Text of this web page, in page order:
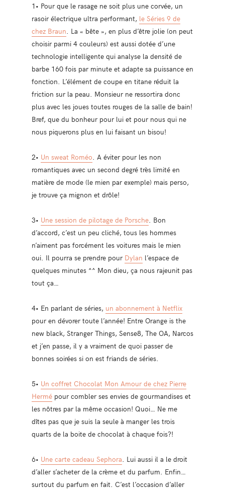
1• Pour que le rasage ne soit plus une corvée, un
rasoir électrique ultra performant, le Séries 9 de
chez Braun. La « bête », en plus d’être jolie (on peut
choisir parmi 4 couleurs) est aussi dotée d’une
technologie intelligente qui analyse la densité de
barbe 160 fois par minute et adapte sa puissance en
fonction. L’élément de coupe en titane réduit la
friction sur la peau. Monsieur ne ressortira donc
plus avec les joues toutes rouges de la salle de bain!
Bref, que du bonheur pour lui et pour nous qui ne
nous piquerons plus en lui faisant un bisou!
2• Un sweat Roméo. A éviter pour les non
romantiques avec un second degré très limité en
matière de mode (le mien par exemple) mais perso,
je trouve ça mignon et drôle!
3• Une session de pilotage de Porsche. Bon
d’accord, c’est un peu cliché, tous les hommes
n’aiment pas forcément les voitures mais le mien
oui. Il pourra se prendre pour Dylan l’espace de
quelques minutes ^^ Mon dieu, ça nous rajeunit pas
tout ça…
4• En parlant de séries, un abonnement à Netflix
pour en dévorer toute l’année! Entre Orange is the
new black, Stranger Things, Sense8, The OA, Narcos
et j’en passe, il y a vraiment de quoi passer de
bonnes soirées si on est friands de séries.
5• Un coffret Chocolat Mon Amour de chez Pierre
Hermépour combler ses envies de gourmandises et
les nôtres par la même occasion! Quoi… Ne me
dîtes pas que je suis la seule à manger les trois
quarts de la boite de chocolat à chaque fois?!
6• Une carte cadeau Sephora. Lui aussi il a le droit
d’aller s’acheter de la crème et du parfum. Enfin…
surtout du parfum en fait. C’est l’occasion d’aller